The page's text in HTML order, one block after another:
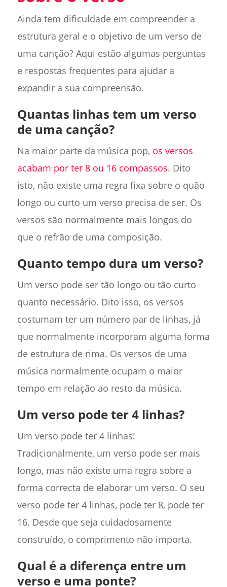
Ainda tem dificuldade em compreender a
estrutura geral e o objetivo de um verso de
uma canção? Aqui estão algumas perguntas
e respostas frequentes para ajudar a
expandir a sua compreensão.
Quantas linhas tem um verso
de uma canção?
Na maior parte da música pop, os versos
acabam por ter 8 ou 16 compassos. Dito
isto, não existe uma regra fixa sobre o quão
longo ou curto um verso precisa de ser. Os
versos são normalmente mais longos do
que o refrão de uma composição.
Quanto tempo dura um verso?
Um verso pode ser tão longo ou tão curto
quanto necessário. Dito isso, os versos
costumam ter um número par de linhas, já
que normalmente incorporam alguma forma
de estrutura de rima. Os versos de uma
música normalmente ocupam o maior
tempo em relação ao resto da música.
Um verso pode ter 4 linhas?
Um verso pode ter 4 linhas!
Tradicionalmente, um verso pode ser mais
longo, mas não existe uma regra sobre a
forma correcta de elaborar um verso. O seu
verso pode ter 4 linhas, pode ter 8, pode ter
16. Desde que seja cuidadosamente
construído, o comprimento não importa.
Qual é a diferença entre um
verso e uma ponte?